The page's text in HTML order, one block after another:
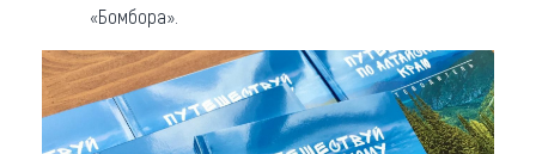
«Бомбора».